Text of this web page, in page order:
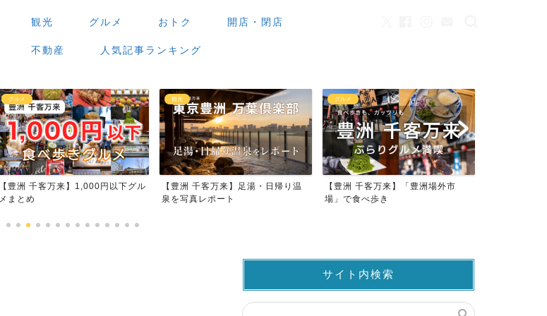
観光 グルメ おトク 開店・閉店
不動産 人気記事ランキング
グルメ
【豊洲 千客万来】1,000円以下グル
メまとめ
観光
【豊洲 千客万来】足湯・日帰り温
泉を写真レポート
グルメ
【豊洲 千客万来】「豊洲場外市
場」で食べ歩き
サイト内検索